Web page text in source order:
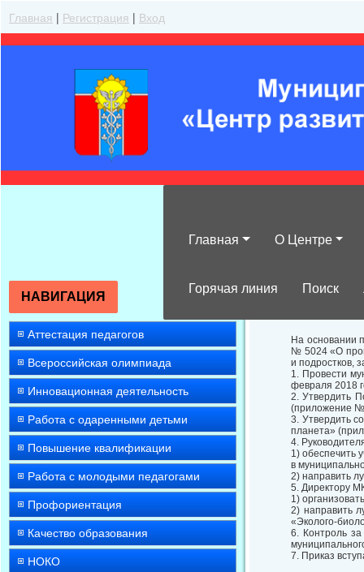
Главная | Регистрация | Вход
Главная О Центре
Горячая линия Поиск
НАВИГАЦИЯ
Аттестация педагогов
Всероссийская олимпиада
Инновационная деятельность
Работа с одаренными детьми
Повышение квалификации
Работа с молодыми педагогами
Профориентация
Качество образования
НОКО
учебном году
На основании
№ 5024 «О
и подростков,
1. Провести
февраля 2018
2. Утвердить
(приложение
3. Утвердить
планета»
4.
1) обеспечить
в
2) направить
5. Директору
1)
2) направить
«Эколого-
6. Контроль
7. Приказ